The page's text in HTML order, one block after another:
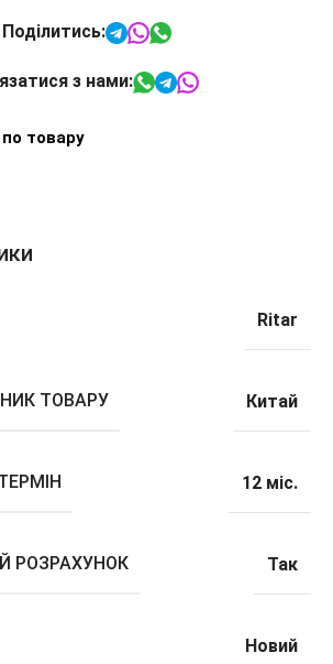
Поділитись:
з нами:
товару
Ritar
ТОВАРУ Китай
12 міс.
РОЗРАХУНОК Так
Новий